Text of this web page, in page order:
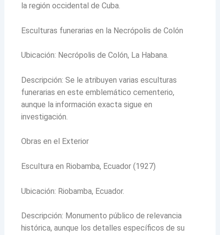
la región occidental de Cuba.
Esculturas funerarias en la Necrópolis de Colón
Ubicación: Necrópolis de Colón, La Habana.
Descripción: Se le atribuyen varias esculturas
funerarias en este emblemático cementerio,
aunque la información exacta sigue en
investigación.
Obras en el Exterior
Escultura en Riobamba, Ecuador (1927)
Ubicación: Riobamba, Ecuador.
Descripción: Monumento público de relevancia
histórica, aunque los detalles específicos de su